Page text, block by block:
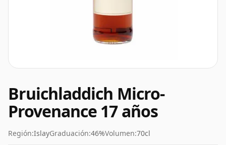
Bruichladdich Micro-
Provenance 17 años
Región:IslayGraduación:46%Volumen:70cl